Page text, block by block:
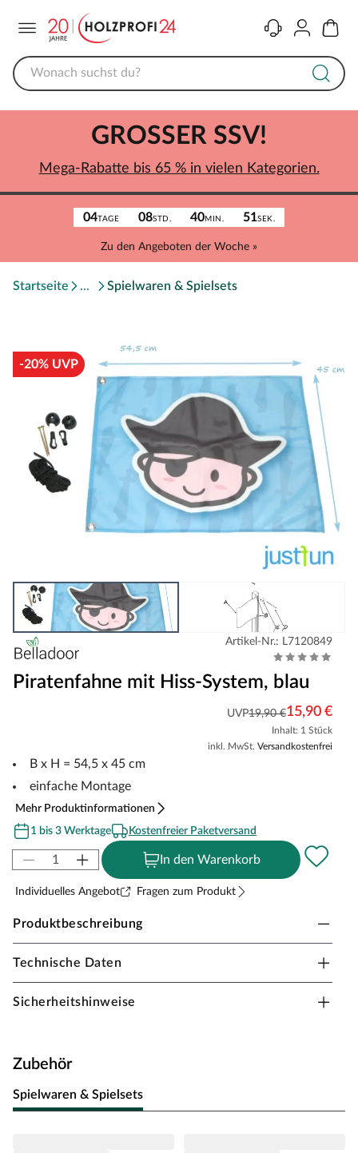
KontaktKonto
04TAGE 08STD. 40MIN. 51SEK.
Zu den Angeboten der Woche »
GROSSER SSV!
Mega-Rabatte bis 65 % in vielen Kategorien.
Startseite Spielwaren & Spielsets
-20% UVP
Artikel-Nr.: L7120849
Piratenfahne mit Hiss-System, blau
UVP19,90 €15,90 €
Inhalt: 1 Stück
inkl. MwSt. Versandkostenfrei
B x H = 54,5 x 45 cm
einfache Montage
Mehr Produktinformationen
1 bis 3 Werktage
Kostenfreier Paketversand
In den Warenkorb
Individuelles Angebot Fragen zum Produkt
Produktbeschreibung
Flagge Piraten
Technische Daten
Sicherheitshinweise
Zubehör
Spielwaren & Spielsets